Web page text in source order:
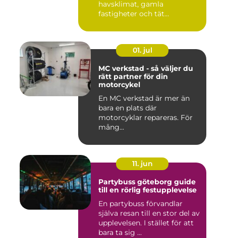
havsklimat, gamla
fastigheter och tät
01. jul
MC verkstad - så väljer du
rätt partner för din
motorcykel
En MC verkstad är mer än
bara en plats där
motorcyklar repareras. För
mång...
11. jun
Partybuss göteborg guide
till en rörlig festupplevelse
En partybuss förvandlar
själva resan till en stor del av
upplevelsen. I stället för att
bara ta sig ...